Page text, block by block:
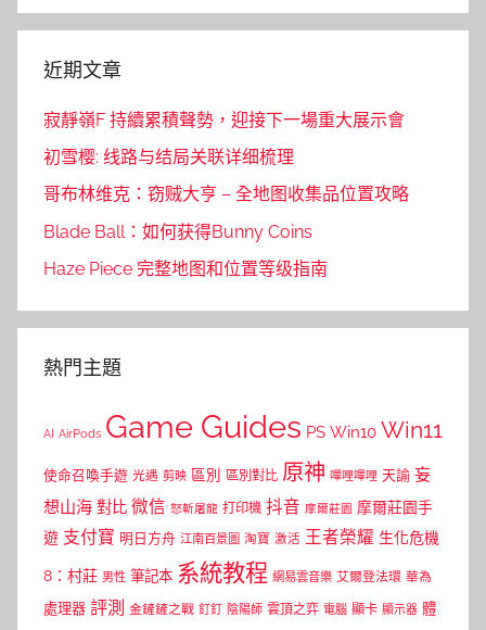
近期文章
寂靜嶺F 持續累積聲勢，迎接下一場重大展示會
初雪樱: 线路与结局关联详细梳理
哥布林维克：窃贼大亨 – 全地图收集品位置攻略
Blade Ball：如何获得Bunny Coins
Haze Piece 完整地图和位置等级指南
熱門主題
AI AirPods Game Guides PS Win10 Win11
使命召喚手遊 光遇 剪映 區別 區別對比 原神 嗶哩嗶哩 天諭 妄
想山海 對比 微信 怒斬屠龍 打印機 抖音 摩爾莊園 摩爾莊園手
遊 支付寶 明日方舟 江南百景圖 淘寶 激活 王者榮耀 生化危機
8：村莊 男性 筆記本 系統教程 網易雲音樂 艾爾登法環 華為
處理器 評測 金鏟鏟之戰 釘釘 陰陽師 雲頂之弈 電腦 顯卡 顯示器 體